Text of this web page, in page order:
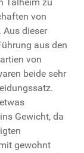
von
Aus dieser
aus den
von
beide sehr
Gewicht, da
gewohnt